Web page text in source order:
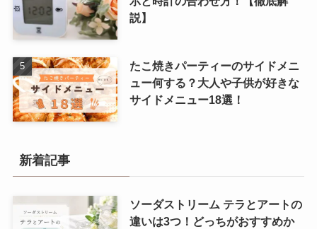
説】
たこ焼きパーティーのサイドメニ
ュー何する？大人や子供が好きな
サイドメニュー18選！
新着記事
ソーダストリーム テラとアートの
違いは3つ！どっちがおすすめか